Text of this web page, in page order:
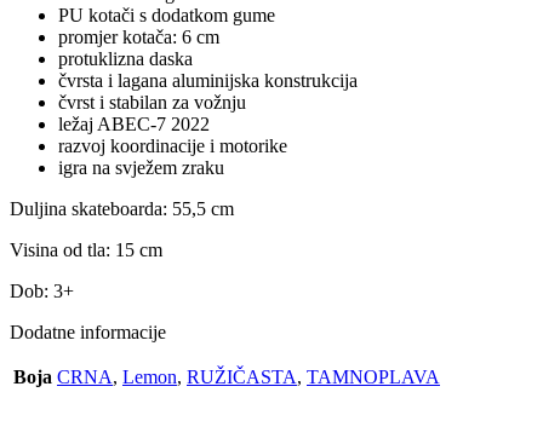
PU kotači s dodatkom gume
promjer kotača: 6 cm
protuklizna daska
čvrsta i lagana aluminijska konstrukcija
čvrst i stabilan za vožnju
ležaj ABEC-7 2022
razvoj koordinacije i motorike
igra na svježem zraku
Duljina skateboarda: 55,5 cm
Visina od tla: 15 cm
Dob: 3+
Dodatne informacije
Boja CRNA, Lemon, RUŽIČASTA, TAMNOPLAVA